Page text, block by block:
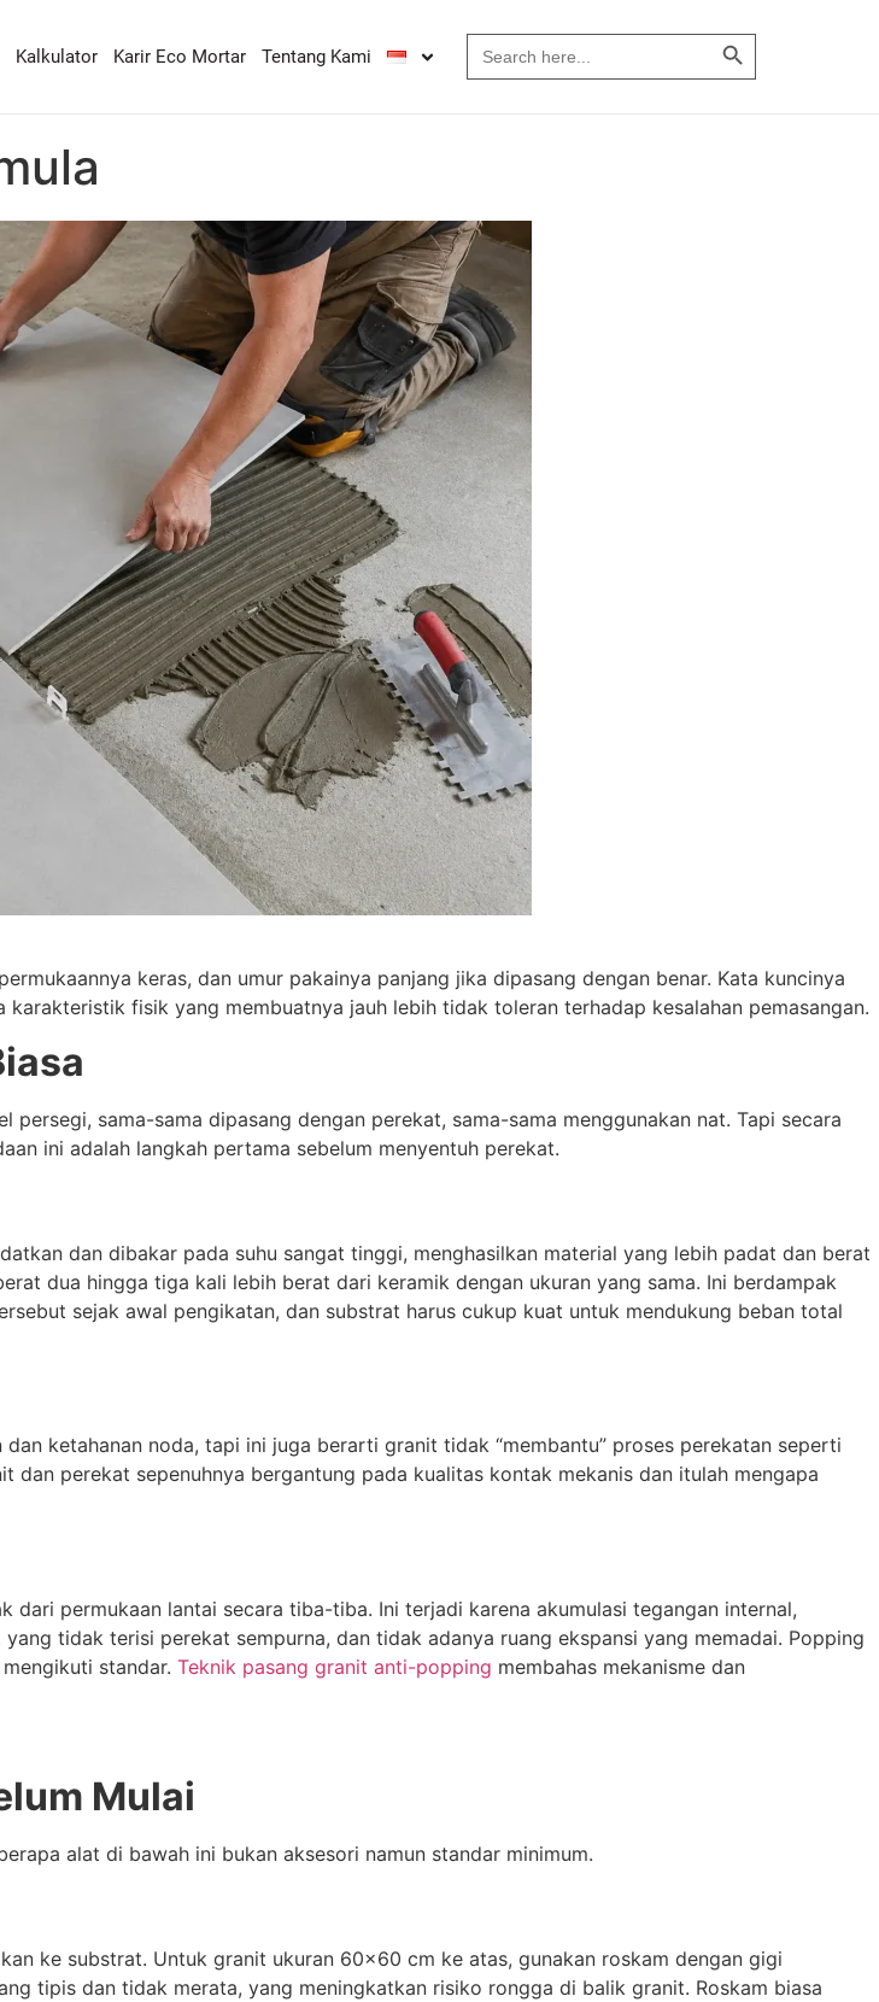
Kalkulator Karir Eco Mortar Tentang Kami
for:
Search Button
keras, dan umur pakainya panjang jika dipasang dengan benar. Kata kuncinya
fisik yang membuatnya jauh lebih tidak toleran terhadap kesalahan pemasangan.
sama-sama dipasang dengan perekat, sama-sama menggunakan nat. Tapi secara
ini adalah langkah pertama sebelum menyentuh perekat.
dan dibakar pada suhu sangat tinggi, menghasilkan material yang lebih padat dan berat
dua hingga tiga kali lebih berat dari keramik dengan ukuran yang sama. Ini berdampak
sejak awal pengikatan, dan substrat harus cukup kuat untuk mendukung beban total
ketahanan noda, tapi ini juga berarti granit tidak “membantu” proses perekatan seperti
perekat sepenuhnya bergantung pada kualitas kontak mekanis dan itulah mengapa
permukaan lantai secara tiba-tiba. Ini terjadi karena akumulasi tegangan internal,
tidak terisi perekat sempurna, dan tidak adanya ruang ekspansi yang memadai. Popping
standar. Teknik pasang granit anti-popping membahas mekanisme dan
Mulai
alat di bawah ini bukan aksesori namun standar minimum.
ke substrat. Untuk granit ukuran 60×60 cm ke atas, gunakan roskam dengan gigi
tipis dan tidak merata, yang meningkatkan risiko rongga di balik granit. Roskam biasa